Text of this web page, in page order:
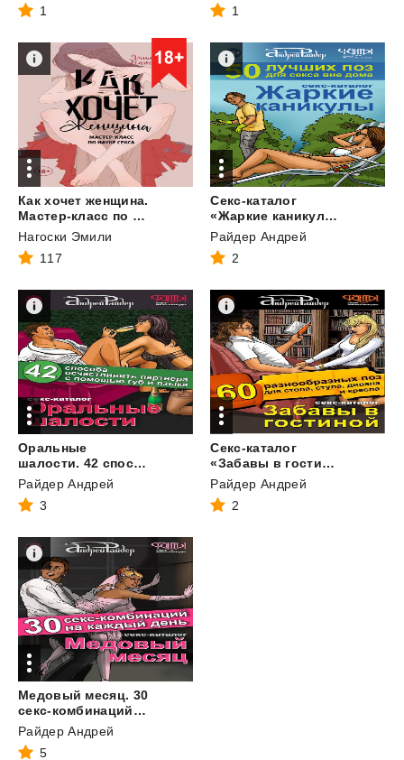
1
1
Как хочет женщина.
Мастер-класс по науке секса
Нагоски Эмили
117
Секс-каталог
«Жаркие каникулы». Как провести отпуск или каникулы, не теряя даром времени. 50 лучших поз для секса вне дома
Райдер Андрей
2
Оральные
шалости. 42 способа осчастливить партнера с помощью губ и языка
Райдер Андрей
3
Секс-каталог
«Забавы в гостиной». Для тех, кому тесно в спальне. 60 разнообразных поз для стола, стула, дивана и кресла
Райдер Андрей
2
Медовый месяц. 30
секс-комбинаций на каждый день. Секс каталог для влюбленных парочек, желающих месяц предаваться страсти
Райдер Андрей
5